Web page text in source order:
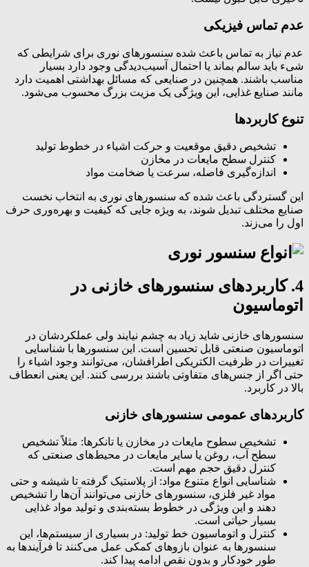
عدم تماس فیزیکی
عدم نیاز به تماس باعث شده سنسورهای نوری برای شرایطی که
شیء باید سالم بماند یا احتمال آسیب‌دیدگی وجود دارد بسیار
مناسب باشند. همچنین در صنایعی که مسائل بهداشتی اهمیت دارد
مانند صنایع غذایی، این ویژگی یک مزیت بزرگ محسوب می‌شود.
تنوع کاربردها
تشخیص دقیق موقعیت و حرکت اشیاء در خطوط تولید
کنترل سطح مایعات در مخازن
اندازه‌گیری فاصله، سرعت یا ضخامت مواد
این گستردگی باعث شده که سنسورهای نوری به انتخاب نخست
صنایع مختلف تبدیل شوند، به ویژه جایی که کیفیت و بهره‌وری حرف
اول را می‌زند.
4. کاربردهای سنسورهای خازنی در
اتوماسیون
سنسورهای خازنی شاید زیاد به چشم نیایند ولی عملکردشان در
اتوماسیون صنعتی قابل تحسین است. این سنسورها با شناسایی
تغییرات در ظرفیت الکتریکی اطرافشان، می‌توانند وجود اشیاء را
حتی اگر از جنس‌های متفاوتی باشند بررسی کنند. این یعنی انعطاف
بالا در کاربرد.
کاربردهای عمومی سنسورهای خازنی
تشخیص سطوح مایعات در مخازن یا تانکرها: مثلاً تشخیص
سطح آب، روغن یا سایر مایعات در محیط‌های صنعتی که
کنترل دقیق حجم مهم است.
شناسایی انواع متنوع مواد: از پلاستیک گرفته تا شیشه و حتی
مواد غیر فلزی، سنسورهای خازنی می‌توانند آن‌ها را تشخیص
دهند و این ویژگی در خطوط بسته‌بندی و تولید مواد غذایی
بسیار حیاتی است.
کنترل و اتوماسیون خط تولید: در بسیاری از سیستم‌ها، این
سنسورها به عنوان بازوهای کمکی عمل می‌کنند تا فرآیندها به
طور خودکار و بدون نقص ادامه پیدا کند.